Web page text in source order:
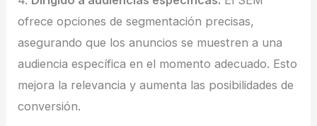
ofrece opciones de segmentación precisas,
asegurando que los anuncios se muestren a una
audiencia específica en el momento adecuado. Esto
mejora la relevancia y aumenta las posibilidades de
conversión.